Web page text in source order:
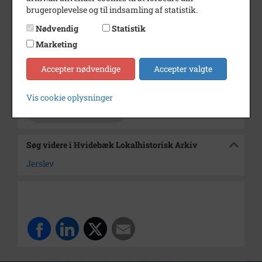
Dateringsnote
ca. 1905
Fotograf
Ukendt
Størrelse
Se på kort
Søg videre i Hvidebæk Lokalhistorisk Arkiv
Jerslev
brugeroplevelse og til indsamling af statistik.
Nødvendig
Statistik
Marketing
Accepter nødvendige Accepter valgte
Vis cookie oplysninger